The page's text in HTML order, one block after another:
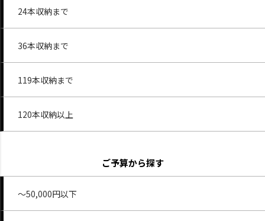
24本収納まで
36本収納まで
119本収納まで
120本収納以上
ご予算から探す
～50,000円以下